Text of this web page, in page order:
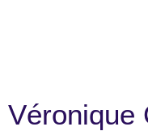
Véronique